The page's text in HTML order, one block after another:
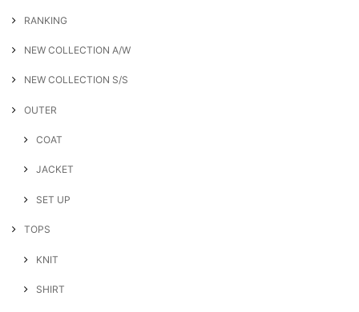
RANKING
NEW COLLECTION A/W
NEW COLLECTION S/S
OUTER
COAT
JACKET
SET UP
TOPS
KNIT
SHIRT